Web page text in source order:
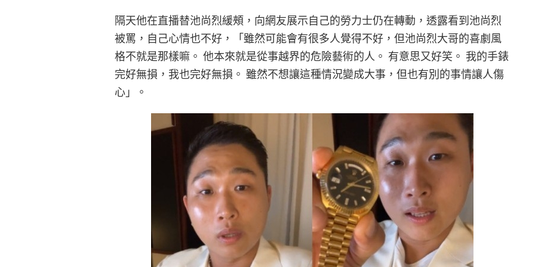
隔天他在直播替池尚烈緩頰，向網友展示自己的勞力士仍在轉動，透露看到池尚烈
被罵，自己心情也不好，「雖然可能會有很多人覺得不好，但池尚烈大哥的喜劇風
格不就是那樣嘛。 他本來就是從事越界的危險藝術的人。 有意思又好笑。 我的手錶
完好無損，我也完好無損。 雖然不想讓這種情況變成大事，但也有別的事情讓人傷
心」。